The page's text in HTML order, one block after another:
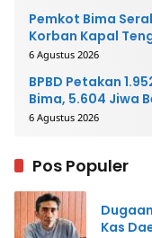
Pemkot Bima
Korban Kapal
6 Agustus 2026
BPBD Petakan
Bima, 5.604 Jiwa
6 Agustus 2026
Pos Populer
Kas